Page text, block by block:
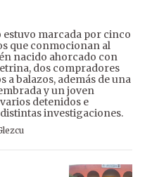
estuvo marcada por cinco
que conmocionan al
nacido ahorcado con
dos compradores
a balazos, además de una
y un joven
detenidos e
investigaciones.